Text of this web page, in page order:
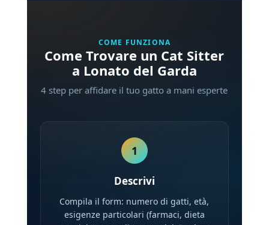
COME FUNZIONA
Come Trovare un Cat Sitter
a Lonato del Garda
4 step per affidare il tuo gatto a mani esperte
1
Descrivi
Compila il form: numero di gatti, età,
esigenze particolari (farmaci, dieta